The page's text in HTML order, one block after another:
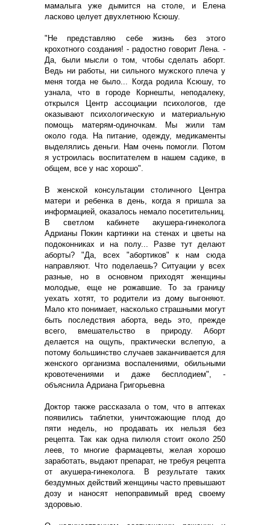
мамалыга уже дымится на столе, и Елена
ласково целует двухлетнюю Ксюшу.
"Не представляю себе жизнь без этого
крохотного создания! - радостно говорит Лена. -
Да, были мысли о том, чтобы сделать аборт.
Ведь ни работы, ни сильного мужского плеча у
меня тогда не было... Когда родила Ксюшу, то
узнала, что в городе Корнешты, неподалеку,
открылся Центр ассоциации психологов, где
оказывают психологическую и материальную
помощь матерям-одиночкам. Мы жили там
около года. На питание, одежду, медикаменты
выделялись деньги. Нам очень помогли. Потом
я устроилась воспитателем в нашем садике, в
общем, все у нас хорошо".
В женской консультации столичного Центра
матери и ребенка в день, когда я пришла за
информацией, оказалось немало посетительниц.
В светлом кабинете акушера-гинеколога
Адрианы Покин картинки на стенах и цветы на
подоконниках и на полу... Разве тут делают
аборты? "Да, всех "абортиков" к нам сюда
направляют. Что поделаешь? Ситуации у всех
разные, но в основном приходят женщины
молодые, еще не рожавшие. То за границу
уехать хотят, то родители из дому выгоняют.
Мало кто понимает, насколько страшными могут
быть последствия аборта, ведь это, прежде
всего, вмешательство в природу. Аборт
делается на ощупь, практически вслепую, а
потому большинство случаев заканчивается для
женского организма воспалениями, обильными
кровотечениями и даже бесплодием", -
объяснила Адриана Григорьевна
Доктор также рассказала о том, что в аптеках
появились таблетки, уничтожающие плод до
пяти недель, но продавать их нельзя без
рецепта. Так как одна пилюля стоит около 250
леев, то многие фармацевты, желая хорошо
заработать, выдают препарат, не требуя рецепта
от акушера-гинеколога. В результате таких
бездумных действий женщины часто превышают
дозу и наносят непоправимый вред своему
здоровью.